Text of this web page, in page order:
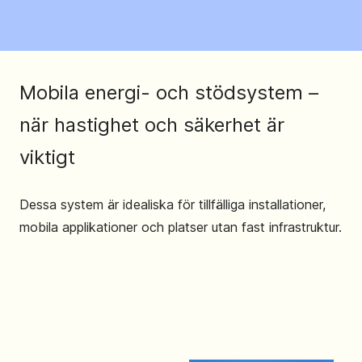
Mobila energi- och stödsystem –
när hastighet och säkerhet är
viktigt
Dessa system är idealiska för tillfälliga installationer,
mobila applikationer och platser utan fast infrastruktur.